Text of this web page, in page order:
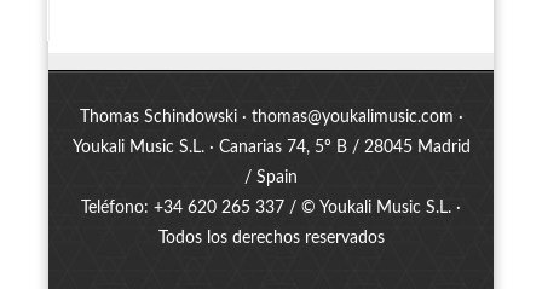
Thomas Schindowski · thomas@youkalimusic.com ·
Youkali Music S.L. · Canarias 74, 5º B / 28045 Madrid
/ Spain
Teléfono: +34 620 265 337 / © Youkali Music S.L. ·
Todos los derechos reservados